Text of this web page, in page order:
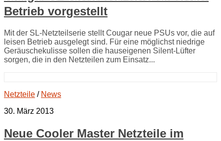
Betrieb vorgestellt
Mit der SL-Netzteilserie stellt Cougar neue PSUs vor, die auf
leisen Betrieb ausgelegt sind. Für eine möglichst niedrige
Geräuschekulisse sollen die hauseigenen Silent-Lüfter
sorgen, die in den Netzteilen zum Einsatz...
Netzteile / News
30. März 2013
Neue Cooler Master Netzteile im